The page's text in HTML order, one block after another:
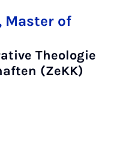
Master of
Theologie
(ZeKK)